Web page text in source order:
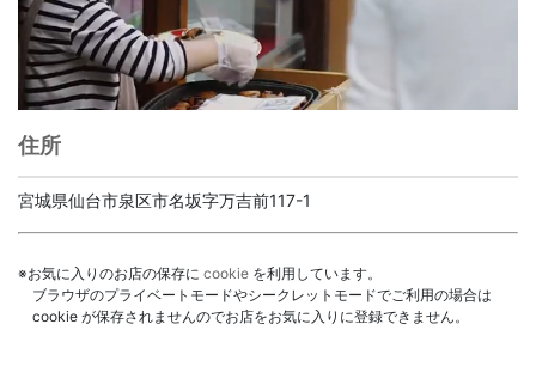
住所
宮城県仙台市泉区市名坂字万吉前117-1
※お気に入りのお店の保存に cookie を利用しています。
ブラウザのプライベートモードやシークレットモードでご利用の場合は
cookie が保存されませんのでお店をお気に入りに登録できません。